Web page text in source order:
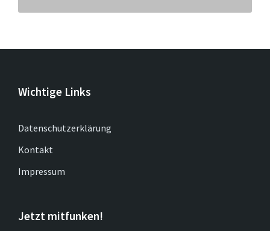
Wichtige Links
Datenschutzerklärung
Kontakt
Impressum
Jetzt mitfunken!